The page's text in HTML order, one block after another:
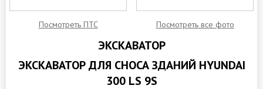
Посмотреть ПТС Посмотреть все фото
ЭКСКАВАТОР
ЭКСКАВАТОР ДЛЯ СНОСА ЗДАНИЙ HYUNDAI
300 LS 9S